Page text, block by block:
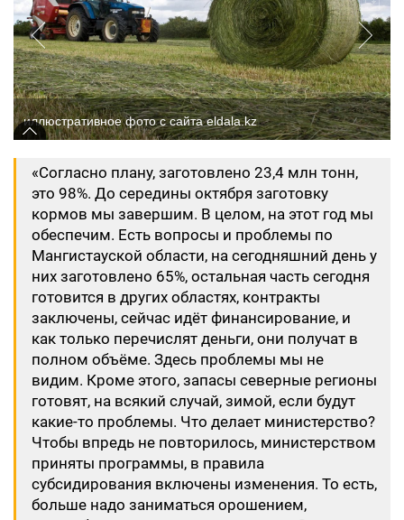
иллюстративное фото с сайта eldala.kz
«Согласно плану, заготовлено 23,4 млн тонн,
это 98%. До середины октября заготовку
кормов мы завершим. В целом, на этот год мы
обеспечим. Есть вопросы и проблемы по
Мангистауской области, на сегодняшний день у
них заготовлено 65%, остальная часть сегодня
готовится в других областях, контракты
заключены, сейчас идёт финансирование, и
как только перечислят деньги, они получат в
полном объёме. Здесь проблемы мы не
видим. Кроме этого, запасы северные регионы
готовят, на всякий случай, зимой, если будут
какие-то проблемы. Что делает министерство?
Чтобы впредь не повторилось, министерством
приняты программы, в правила
субсидирования включены изменения. То есть,
больше надо заниматься орошением,